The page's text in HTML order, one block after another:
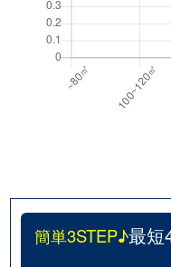
簡単3STEP♪最短